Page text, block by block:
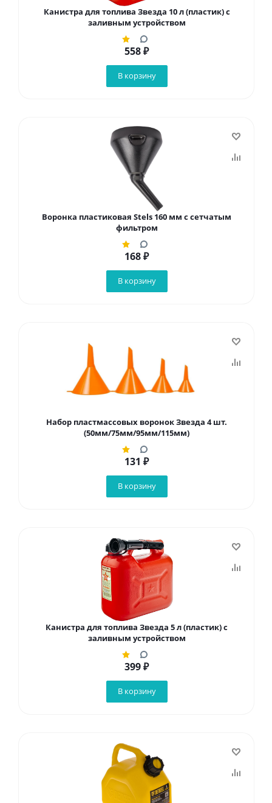
Канистра для топлива Звезда 10 л (пластик) с
заливным устройством
558₽
В корзину
Воронка пластиковая Stels 160 мм с сетчатым
фильтром
168₽
В корзину
Набор пластмассовых воронок Звезда 4 шт.
(50мм/75мм/95мм/115мм)
131 ₽
В корзину
Канистра для топлива Звезда 5 л (пластик) с
заливным устройством
399₽
В корзину